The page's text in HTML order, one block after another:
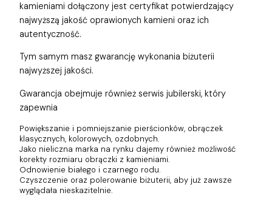
kamieniami dołączony jest certyfikat potwierdzający
najwyższą jakość oprawionych kamieni oraz ich
autentyczność.
Tym samym masz gwarancję wykonania biżuterii
najwyższej jakości.
Gwarancja obejmuje również serwis jubilerski, który
zapewnia
Powiększanie i pomniejszanie pierścionków, obrączek
klasycznych, kolorowych, ozdobnych.
Jako nieliczna marka na rynku dajemy również możliwość
korekty rozmiaru obrączki z kamieniami.
Odnowienie białego i czarnego rodu.
Czyszczenie oraz polerowanie biżuterii, aby już zawsze
wyglądała nieskazitelnie.